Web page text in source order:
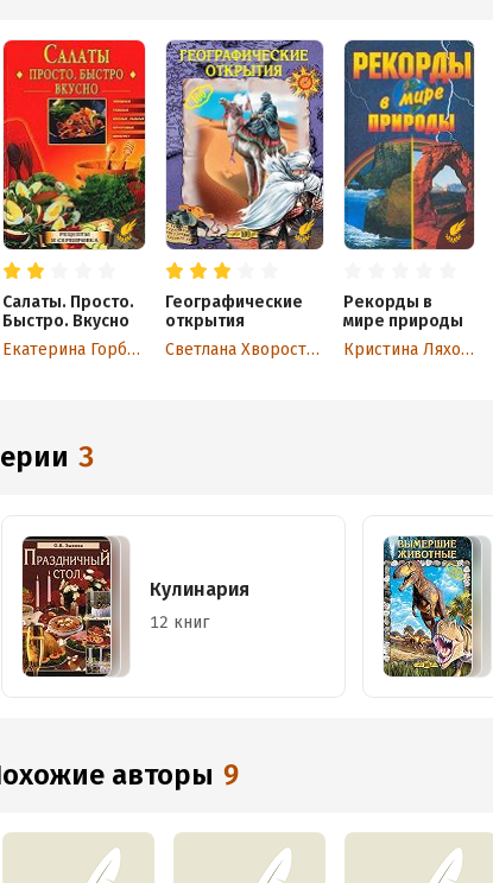
Салаты. Просто.
Быстро. Вкусно
Екатерина Горбачева
Географические
открытия
Светлана Хворостухина
Рекорды в
мире природы
Кристина Ляхова
Серии 3
Кулинария
12 книг
Похожие авторы 9